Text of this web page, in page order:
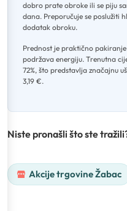
dobro prate obroke ili se piju
dana. Preporučuje se poslužiti
dodatak obroku.
Prednost je praktično
podržava energiju. Trenutna
72%, što predstavlja značajnu
3,19 €.
Niste pronašli što ste
Akcije trgovine Žabac